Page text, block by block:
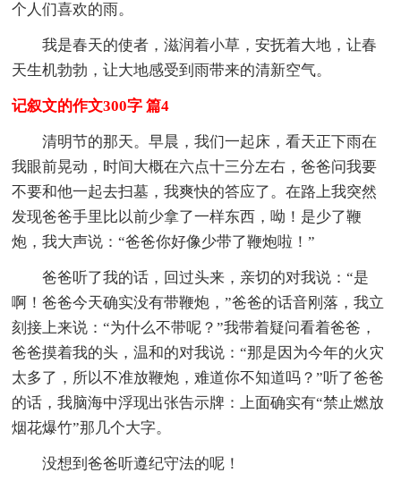
个人们喜欢的雨。
我是春天的使者，滋润着小草，安抚着大地，让春
天生机勃勃，让大地感受到雨带来的清新空气。
记叙文的作文300字 篇4
清明节的那天。早晨，我们一起床，看天正下雨在
我眼前晃动，时间大概在六点十三分左右，爸爸问我要
不要和他一起去扫墓，我爽快的答应了。在路上我突然
发现爸爸手里比以前少拿了一样东西，呦！是少了鞭
炮，我大声说：“爸爸你好像少带了鞭炮啦！”
爸爸听了我的话，回过头来，亲切的对我说：“是
啊！爸爸今天确实没有带鞭炮，”爸爸的话音刚落，我立
刻接上来说：“为什么不带呢？”我带着疑问看着爸爸，
爸爸摸着我的头，温和的对我说：“那是因为今年的火灾
太多了，所以不准放鞭炮，难道你不知道吗？”听了爸爸
的话，我脑海中浮现出张告示牌：上面确实有“禁止燃放
烟花爆竹”那几个大字。
没想到爸爸听遵纪守法的呢！